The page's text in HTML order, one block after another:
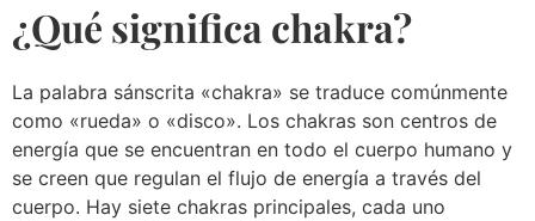
¿Qué significa chakra?
La palabra sánscrita «chakra» se traduce comúnmente
como «rueda» o «disco». Los chakras son centros de
energía que se encuentran en todo el cuerpo humano y
se creen que regulan el flujo de energía a través del
cuerpo. Hay siete chakras principales, cada uno